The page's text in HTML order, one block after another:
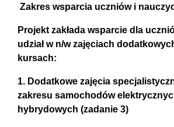
Zakres wsparcia uczniów i
Projekt zakłada wsparcie dla
udział w n/w zajęciach
kursach:
1. Dodatkowe zajęcia
zakresu samochodów
hybrydowych (zadanie 3)